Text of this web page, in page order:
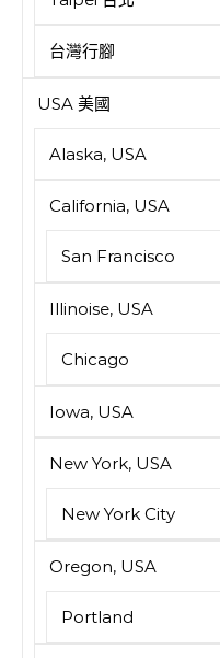
台灣行腳
USA 美國
Alaska, USA
California, USA
San Francisco
Illinoise, USA
Chicago
Iowa, USA
New York, USA
New York City
Oregon, USA
Portland